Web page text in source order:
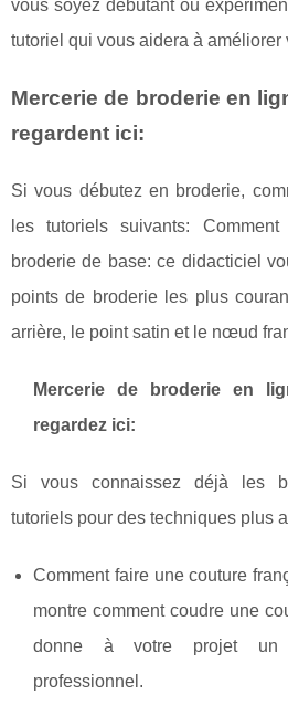
vous soyez débutant ou
tutoriel qui vous aidera à améliorer
Mercerie de broderie en
regardent ici:
Si vous débutez en broderie,
les tutoriels suivants:
broderie de base: ce didacticiel
points de broderie les plus
arrière, le point satin et le nœud
Mercerie de broderie en
regardez ici:
Si vous connaissez déjà les
tutoriels pour des techniques plus
Comment faire une couture
montre comment coudre une
donne à votre projet un
professionnel.